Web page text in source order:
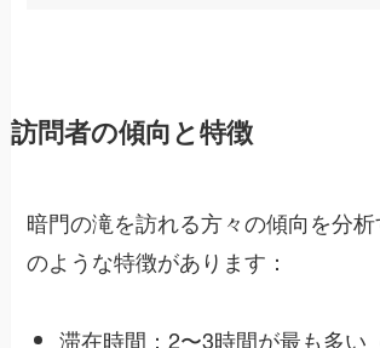
訪問者の傾向と特徴
暗門の滝を訪れる方々の傾向を分
のような特徴があります：
滞在時間：2〜3時間が最も多い